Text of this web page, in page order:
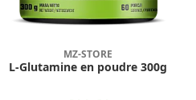
MZ-STORE
L-Glutamine en poudre 300g